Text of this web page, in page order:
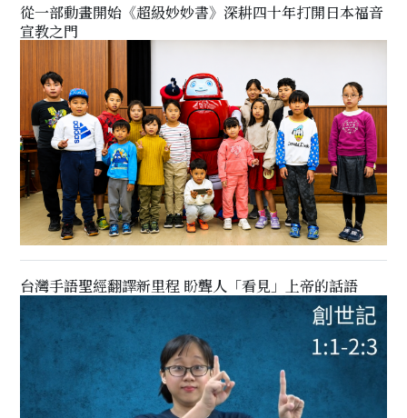
從一部動畫開始《超級妙妙書》深耕四十年打開日本福音
宣教之門
台灣手語聖經翻譯新里程 盼聾人「看見」上帝的話語